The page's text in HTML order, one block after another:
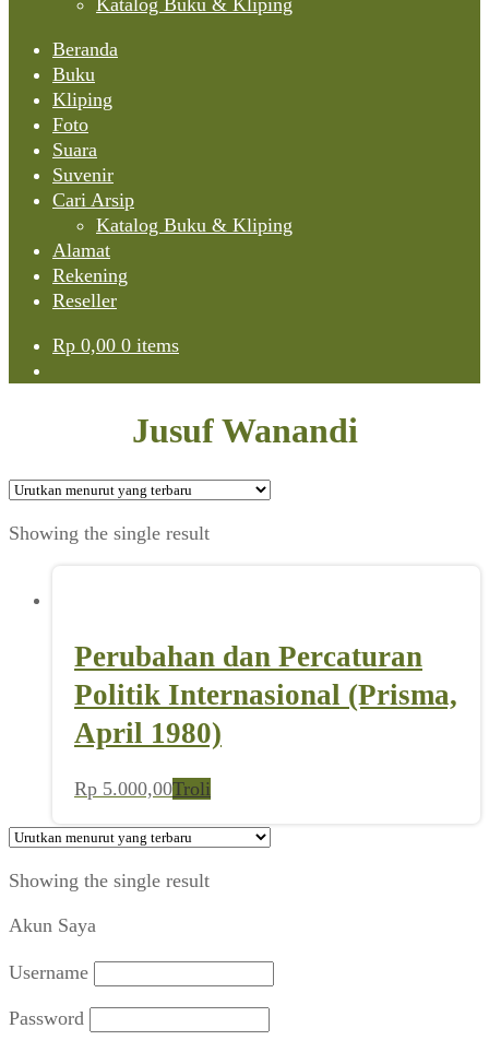
Katalog Buku & Kliping
Beranda
Buku
Kliping
Foto
Suara
Suvenir
Cari Arsip
Katalog Buku & Kliping
Alamat
Rekening
Reseller
Rp 0,00 0 items
Jusuf Wanandi
Showing the single result
Perubahan dan Percaturan
Politik Internasional (Prisma,
April 1980)
Rp 5.000,00Troli
Showing the single result
Akun Saya
Username
Password